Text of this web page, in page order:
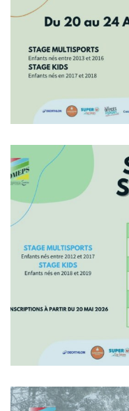
En Savoir +